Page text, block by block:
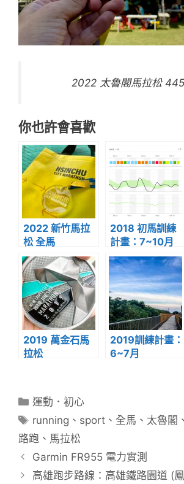
2022 太魯閣馬拉松
你也許會喜歡
2022 新竹馬拉
松 全馬
2018 初馬訓練
計畫：7~10月
2019 萬金石馬
拉松
2019訓練計畫：
6~7月
分
類
運動．初心
標
籤
running 、 sport 、 全馬 、 太魯閣
路跑 、 馬拉松
Garmin FR955 電力實測
高雄跑步路線：高雄鐵路園道 (